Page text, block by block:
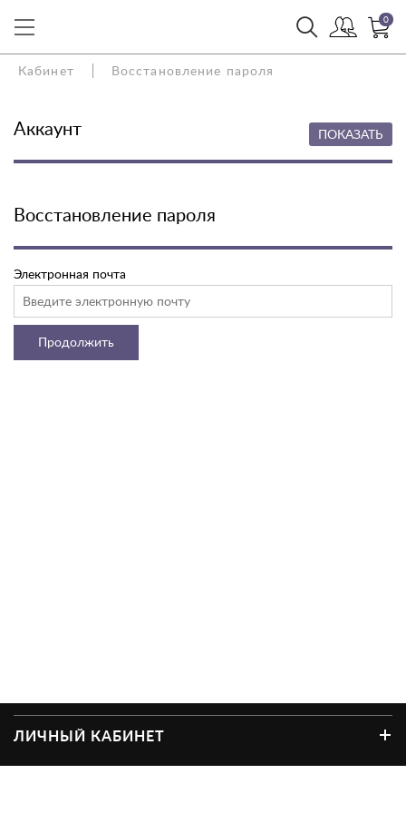
0
Кабинет Восстановление пароля
Аккаунт ПОКАЗАТЬ
Восстановление пароля
Электронная почта
Продолжить
ЛИЧНЫЙ КАБИНЕТ